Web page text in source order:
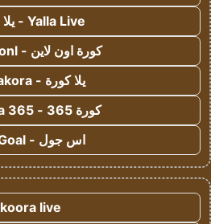
Yalla Live - يلا لايف
كورة اون لاين - koora onl
يلا كورة - yallakora
كورة 365 - kooora 365
اس جول - AS Goal
koora live